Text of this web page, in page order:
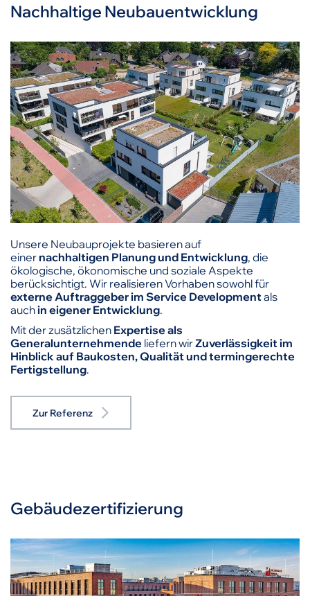
Nachhaltige Neubauentwicklung
Unsere Neubauprojekte basieren auf
einer nachhaltigen Planung und Entwicklung, die
ökologische, ökonomische und soziale Aspekte
berücksichtigt. Wir realisieren Vorhaben sowohl für
externe Auftraggeber im Service Developmentals
auchin eigener Entwicklung.
Mit der zusätzlichen Expertise als
Generalunternehmende liefern wirZuverlässigkeit im
Hinblick auf Baukosten, Qualität und termingerechte
Fertigstellung.
Zur Referenz
Gebäudezertifizierung